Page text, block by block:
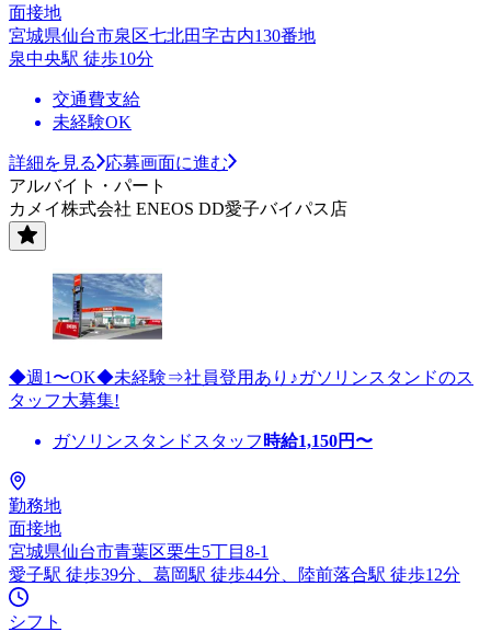
面接地
宮城県仙台市泉区七北田字古内130番地
泉中央駅 徒歩10分
交通費支給
未経験OK
詳細を見る
応募画面に進む
アルバイト・パート
カメイ株式会社 ENEOS DD愛子バイパス店
◆週1〜OK◆未経験⇒社員登用あり♪ガソリンスタンドのス
タッフ大募集!
ガソリンスタンドスタッフ 時給1,150円〜
勤務地
面接地
宮城県仙台市青葉区栗生5丁目8-1
愛子駅 徒歩39分、葛岡駅 徒歩44分、陸前落合駅 徒歩12分
シフト